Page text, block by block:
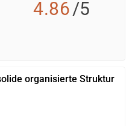
4.86/5
organisierte Struktur